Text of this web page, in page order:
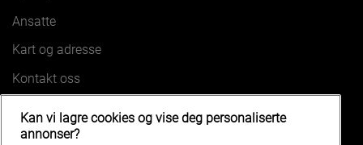
Ansatte
Kart og adresse
Kontakt oss
VÅRE BILER
Kan vi lagre cookies og vise deg personaliserte
annonser?